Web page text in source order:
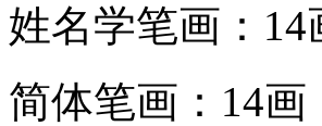
姓名学笔画：14
简体笔画：14画